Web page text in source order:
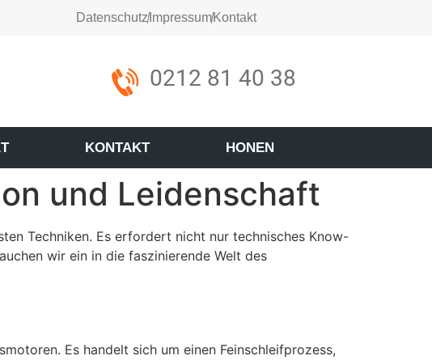
DatenschutzImpressumKontakt
0212 81 40 38
KONTAKT HONEN
und Leidenschaft
Techniken. Es erfordert nicht nur technisches Know-
wir ein in die faszinierende Welt des
Es handelt sich um einen Feinschleifprozess,